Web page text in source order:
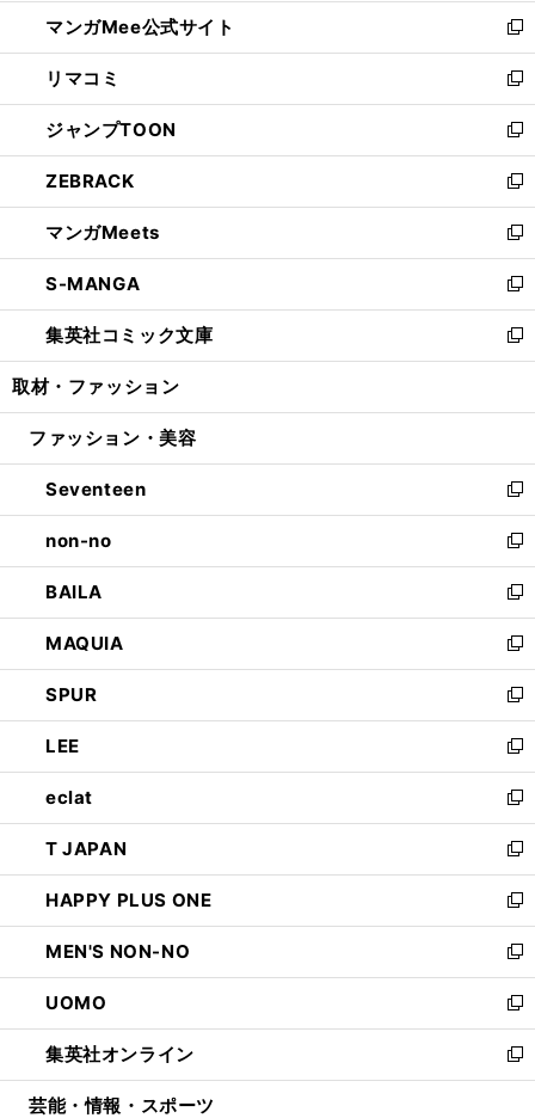
く
ド
ウ
で
開
く
ウ
ィ
ン
ド
ウ
で
開
く
し
い
ウ
ィ
ン
ド
ウ
で
開
く
マンガMee公式サイト
新
し
い
ウ
ィ
ン
ド
ウ
で
開
く
リマコミ
新
し
い
ウ
ィ
ン
ド
ウ
で
開
く
ジャンプTOON
新
し
い
ウ
ィ
ン
ド
ウ
で
開
ZEBRACK
新
し
い
ウ
ィ
ン
ド
ウ
開
マンガMeets
新
し
い
ウ
ィ
ン
ウ
開
く
S-MANGA
新
し
い
ウ
ン
ウ
で
開
く
集英社コミック文庫
新
し
ウ
ン
ド
ウ
で
開
く
取材・ファッション
ファッション・美容
Seventeen
新
し
い
ウ
ィ
ン
ド
ウ
で
開
く
non-no
新
し
い
ウ
ィ
ン
ド
ウ
で
開
く
BAILA
新
し
い
ウ
ィ
ン
ド
ウ
で
開
く
MAQUIA
新
し
い
ウ
ィ
ン
ド
ウ
で
開
く
SPUR
新
し
い
ウ
ィ
ン
ド
ウ
で
開
く
LEE
新
し
い
ウ
ィ
ン
ド
ウ
で
開
く
eclat
新
し
い
ウ
ィ
ン
ド
ウ
で
開
く
T JAPAN
新
し
い
ウ
ィ
ン
ド
ウ
で
開
HAPPY PLUS ONE
新
し
い
ウ
ィ
ン
ド
ウ
MEN'S NON-NO
新
し
い
ウ
ィ
ン
UOMO
新
し
い
ウ
集英社オンライン
新
し
芸能・情報・スポーツ